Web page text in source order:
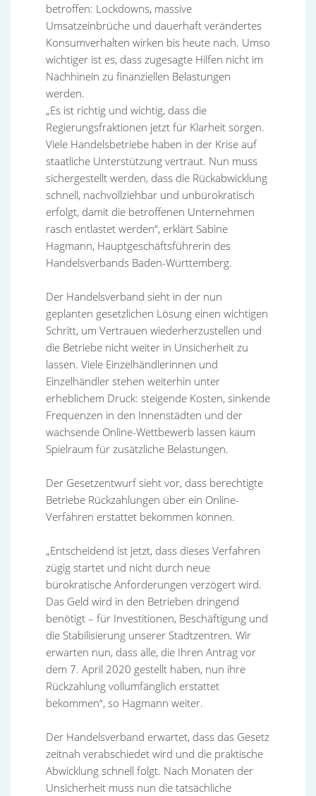
betroffen: Lockdowns, massive
Umsatzeinbrüche und dauerhaft verändertes
Konsumverhalten wirken bis heute nach. Umso
wichtiger ist es, dass zugesagte Hilfen nicht im
Nachhinein zu finanziellen Belastungen
werden.
„Es ist richtig und wichtig, dass die
Regierungsfraktionen jetzt für Klarheit sorgen.
Viele Handelsbetriebe haben in der Krise auf
staatliche Unterstützung vertraut. Nun muss
sichergestellt werden, dass die Rückabwicklung
schnell, nachvollziehbar und unbürokratisch
erfolgt, damit die betroffenen Unternehmen
rasch entlastet werden“, erklärt Sabine
Hagmann, Hauptgeschäftsführerin des
Handelsverbands Baden-Württemberg.
Der Handelsverband sieht in der nun
geplanten gesetzlichen Lösung einen wichtigen
Schritt, um Vertrauen wiederherzustellen und
die Betriebe nicht weiter in Unsicherheit zu
lassen. Viele Einzelhändlerinnen und
Einzelhändler stehen weiterhin unter
erheblichem Druck: steigende Kosten, sinkende
Frequenzen in den Innenstädten und der
wachsende Online-Wettbewerb lassen kaum
Spielraum für zusätzliche Belastungen.
Der Gesetzentwurf sieht vor, dass berechtigte
Betriebe Rückzahlungen über ein Online-
Verfahren erstattet bekommen können.
„Entscheidend ist jetzt, dass dieses Verfahren
zügig startet und nicht durch neue
bürokratische Anforderungen verzögert wird.
Das Geld wird in den Betrieben dringend
benötigt – für Investitionen, Beschäftigung und
die Stabilisierung unserer Stadtzentren. Wir
erwarten nun, dass alle, die Ihren Antrag vor
dem 7. April 2020 gestellt haben, nun ihre
Rückzahlung vollumfänglich erstattet
bekommen“, so Hagmann weiter.
Der Handelsverband erwartet, dass das Gesetz
zeitnah verabschiedet wird und die praktische
Abwicklung schnell folgt. Nach Monaten der
Unsicherheit muss nun die tatsächliche